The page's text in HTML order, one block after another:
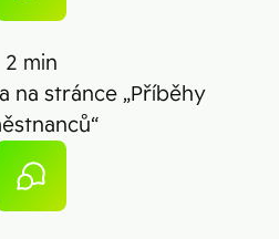
2 min
na stránce „Příběhy